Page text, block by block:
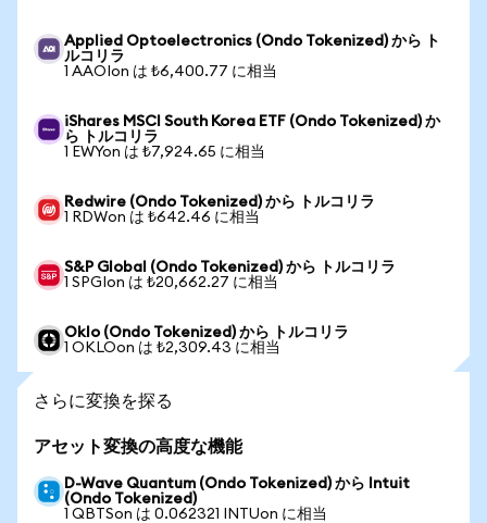
Applied Optoelectronics (Ondo Tokenized) から ト
ルコリラ
1 AAOIon は ₺6,400.77 に相当
iShares MSCI South Korea ETF (Ondo Tokenized) か
ら トルコリラ
1 EWYon は ₺7,924.65 に相当
Redwire (Ondo Tokenized) から トルコリラ
1 RDWon は ₺642.46 に相当
S&P Global (Ondo Tokenized) から トルコリラ
1 SPGIon は ₺20,662.27 に相当
Oklo (Ondo Tokenized) から トルコリラ
1 OKLOon は ₺2,309.43 に相当
さらに変換を探る
アセット変換の高度な機能
D-Wave Quantum (Ondo Tokenized) から Intuit
(Ondo Tokenized)
1 QBTSon は 0.062321 INTUon に相当